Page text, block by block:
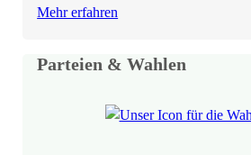
Mehr erfahren
Parteien & Wahlen